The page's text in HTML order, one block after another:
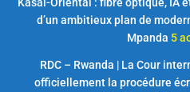
Kasaï-Oriental : fibre optique, IA
d’un ambitieux plan de
Mpanda 5
RDC – Rwanda | La Cour
officiellement la procédure